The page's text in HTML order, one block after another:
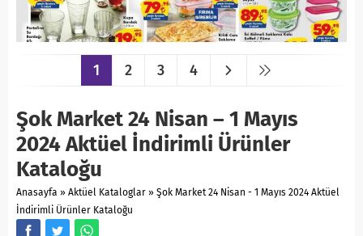
1 2 3 4
Şok Market 24 Nisan – 1 Mayıs
2024 Aktüel İndirimli Ürünler
Kataloğu
Anasayfa » Aktüel Kataloglar » Şok Market 24 Nisan - 1 Mayıs 2024 Aktüel
İndirimli Ürünler Kataloğu